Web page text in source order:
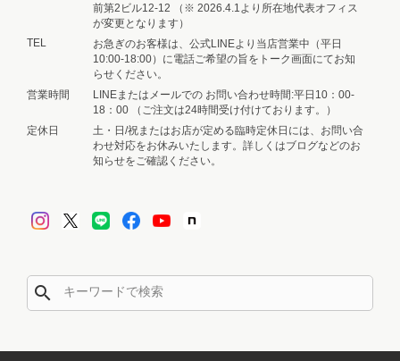
前第2ビル12-12 （※ 2026.4.1より所在地代表オフィス
が変更となります）
TEL
お急ぎのお客様は、公式LINEより当店営業中（平日
10:00-18:00）に電話ご希望の旨をトーク画面にてお知
らせください。
営業時間
LINEまたはメールでの お問い合わせ時間:平日10：00-
18：00 （ご注文は24時間受け付けております。）
定休日
土・日/祝またはお店が定める臨時定休日には、お問い合
わせ対応をお休みいたします。詳しくはブログなどのお
知らせをご確認ください。
search